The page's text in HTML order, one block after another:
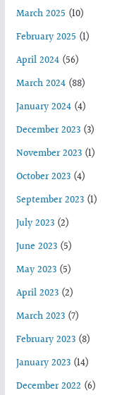
March 2025 (10)
February 2025 (1)
April 2024(56)
March 2024(88)
January 2024(4)
December 2023(3)
November 2023(1)
October 2023(4)
September 2023(1)
July 2023(2)
June 2023(5)
May 2023(5)
April 2023(2)
March 2023(7)
February 2023(8)
January 2023(14)
December 2022 (6)